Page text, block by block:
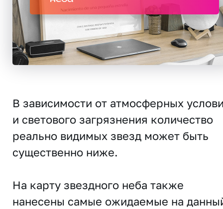
В зависимости от атмосферных
и светового загрязнения количество
реально видимых звезд может быть
существенно ниже.
На карту звездного неба также
нанесены самые ожидаемые на